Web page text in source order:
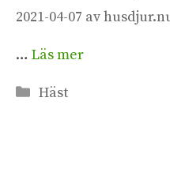
2021-04-07 av
… Läs mer
Kategorier
Häst